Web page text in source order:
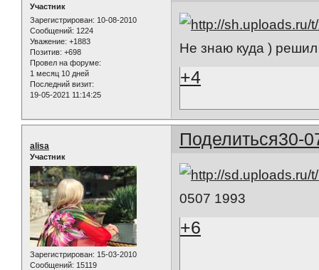
Участник
Зарегистрирован: 10-08-2010
Сообщений: 1224
Уважение: +1883
Позитив: +698
Провел на форуме:
1 месяц 10 дней
Последний визит:
19-05-2021 11:14:25
Не знаю куда ) решил
+4
Поделиться30-
alisa
Участник
Зарегистрирован: 15-03-2010
Сообщений: 15119
0507 1993
+6